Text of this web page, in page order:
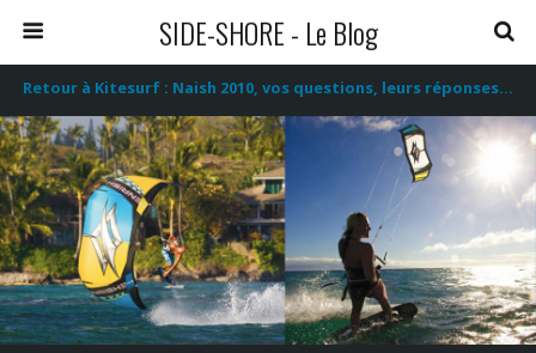
SIDE-SHORE - Le Blog
Retour à Kitesurf : Naish 2010, vos questions, leurs réponses…